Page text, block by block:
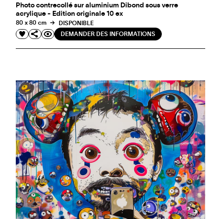
Photo contrecollé sur aluminium Dibond sous verre
acrylique - Edition originale 10 ex
80 x 80 cm
DISPONIBLE
DEMANDER DES INFORMATIONS